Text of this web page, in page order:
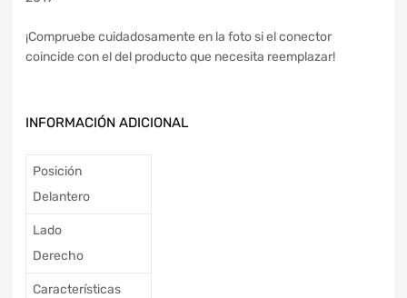
¡Compruebe cuidadosamente en la foto si el conector
coincide con el del producto que necesita reemplazar!
INFORMACIÓN ADICIONAL
Posición
Delantero
Lado
Derecho
Características